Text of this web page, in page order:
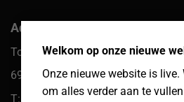
Welkom op onze nieuwe
Onze nieuwe website is
om alles verder aan te
Adres hoofdkantoor
Toekomst 10
6921 PW Duiven
T: 085 066 61 39